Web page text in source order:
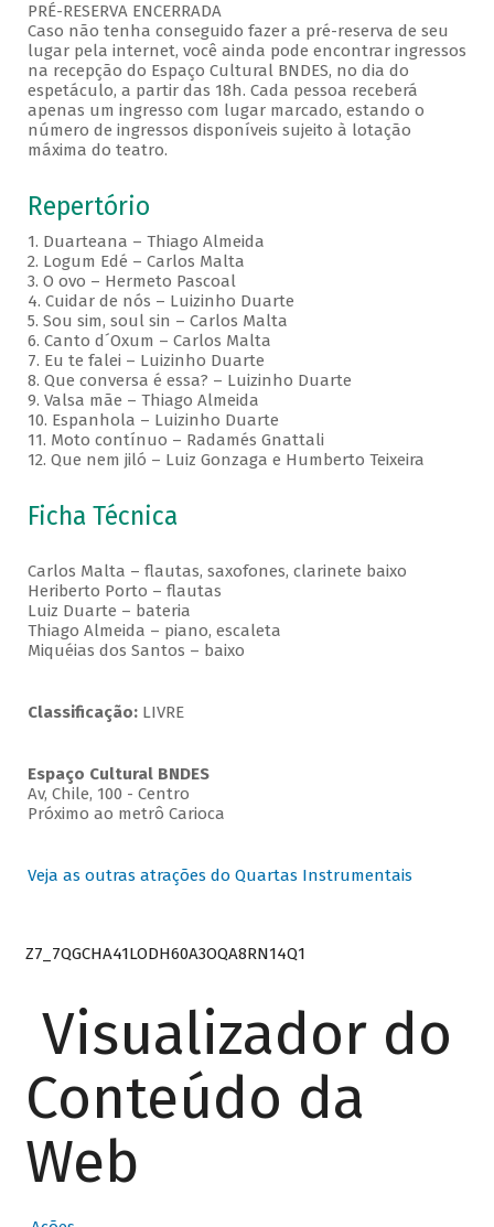
PRÉ-RESERVA ENCERRADA
Caso não tenha conseguido fazer a pré-reserva de seu
lugar pela internet, você ainda pode encontrar ingressos
na recepção do Espaço Cultural BNDES, no dia do
espetáculo, a partir das 18h. Cada pessoa receberá
apenas um ingresso com lugar marcado, estando o
número de ingressos disponíveis sujeito à lotação
máxima do teatro.
Repertório
1. Duarteana – Thiago Almeida
2. Logum Edé – Carlos Malta
3. O ovo – Hermeto Pascoal
4. Cuidar de nós – Luizinho Duarte
5. Sou sim, soul sin – Carlos Malta
6. Canto d´Oxum – Carlos Malta
7. Eu te falei – Luizinho Duarte
8. Que conversa é essa? – Luizinho Duarte
9. Valsa mãe – Thiago Almeida
10. Espanhola – Luizinho Duarte
11. Moto contínuo – Radamés Gnattali
12. Que nem jiló – Luiz Gonzaga e Humberto Teixeira
Ficha Técnica
Carlos Malta – flautas, saxofones, clarinete baixo
Heriberto Porto – flautas
Luiz Duarte – bateria
Thiago Almeida – piano, escaleta
Miquéias dos Santos – baixo
Classificação: LIVRE
Espaço Cultural BNDES
Av, Chile, 100 - Centro
Próximo ao metrô Carioca
Veja as outras atrações do Quartas Instrumentais
Z7_7QGCHA41LODH60A3OQA8RN14Q1
Visualizador do
Conteúdo da
Web